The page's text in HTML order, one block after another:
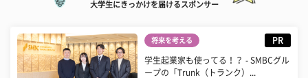
大学生にきっかけを届けるスポンサー
将来を考える PR
学生起業家も使ってる！？ - SMBCグル
ープの「Trunk（トランク）...